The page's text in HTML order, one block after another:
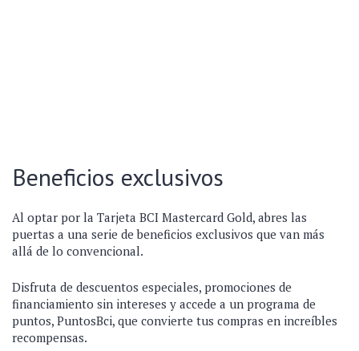
Beneficios exclusivos
Al optar por la Tarjeta BCI Mastercard Gold, abres las
puertas a una serie de beneficios exclusivos que van más
allá de lo convencional.
Disfruta de descuentos especiales, promociones de
financiamiento sin intereses y accede a un programa de
puntos, PuntosBci, que convierte tus compras en increíbles
recompensas.